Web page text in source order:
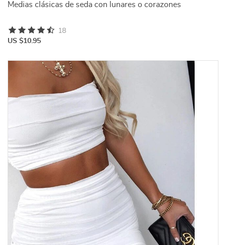
Medias clásicas de seda con lunares o corazones
US $10.95
18